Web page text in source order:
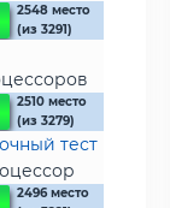
2548 место
(из 3291)
2510 место
(из 3279)
тест
2496 место